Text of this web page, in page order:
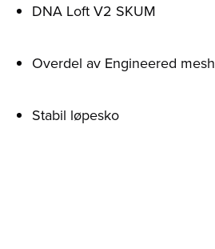
DNA Loft V2 SKUM
Overdel av Engineered mesh
Stabil løpesko